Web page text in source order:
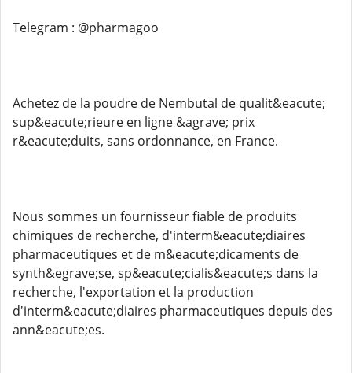
Telegram : @pharmagoo
Achetez de la poudre de Nembutal de qualit&eacute;
sup&eacute;rieure en ligne &agrave; prix
r&eacute;duits, sans ordonnance, en France.
Nous sommes un fournisseur fiable de produits
chimiques de recherche, d'interm&eacute;diaires
pharmaceutiques et de m&eacute;dicaments de
synth&egrave;se, sp&eacute;cialis&eacute;s dans la
recherche, l'exportation et la production
d'interm&eacute;diaires pharmaceutiques depuis des
ann&eacute;es.